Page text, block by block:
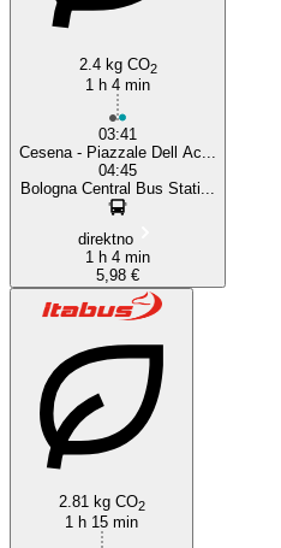
2.4 kg CO2
1 h 4 min
03:41
Cesena - Piazzale Dell Ac...
04:45
Bologna Central Bus Stati...
direktno
1 h 4 min
5,98 €
2.81 kg CO2
1 h 15 min